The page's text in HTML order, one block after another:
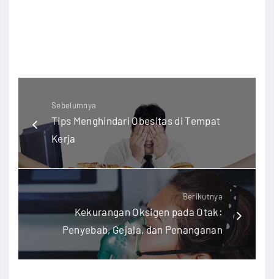
Sebelumnya
Tips Menghindari Obesitas di Tempat
Kerja
Berikutnya
Kekurangan Oksigen pada Otak:
Penyebab, Gejala, dan Penanganan